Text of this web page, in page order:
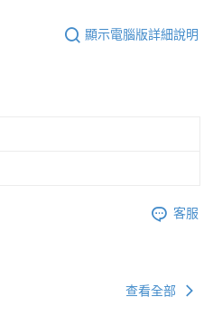
顯示電腦版詳細說明
客服
查看全部